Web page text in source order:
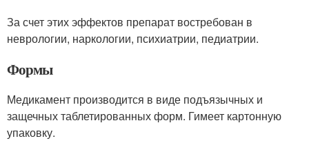
За счет этих эффектов препарат востребован в
неврологии, наркологии, психиатрии, педиатрии.
Формы
Медикамент производится в виде подъязычных и
защечных таблетированных форм. Гимеет картонную
упаковку.